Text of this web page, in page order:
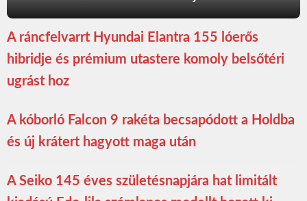
A ráncfelvarrt Hyundai Elantra 155 lóerős
hibridje és prémium utastere komoly belsőtéri
ugrást hoz
A kóborló Falcon 9 rakéta becsapódott a Holdba
és új krátert hagyott maga után
A Seiko 145 éves születésnapjára hat limitált